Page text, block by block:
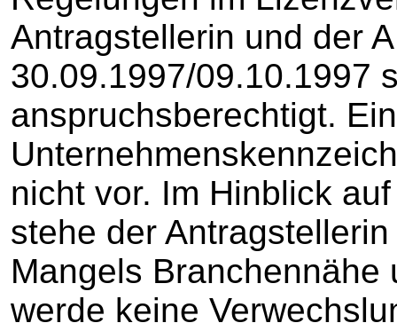
Antragstellerin und der
30.09.1997/09.10.1997
anspruchsberechtigt.
nicht vor. Im Hinblick
stehe der
Mangels
werde keine